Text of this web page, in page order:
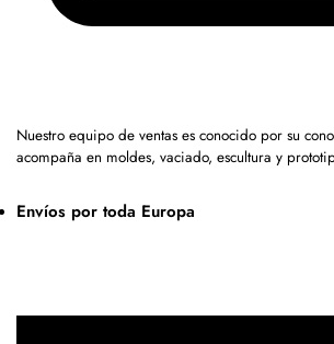
Nuestro equipo de ventas es conocido por su
acompaña en moldes, vaciado, escultura y
Envíos por toda Europa